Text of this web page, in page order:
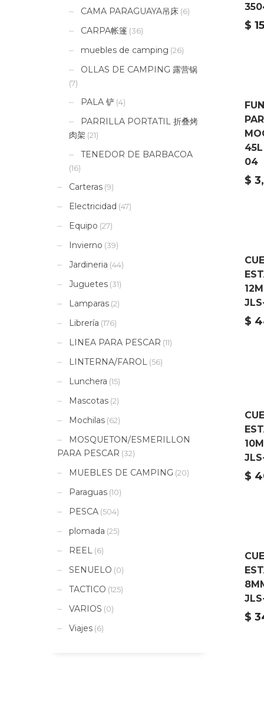
$
45L
04
$
$
$
$
CAMA PARAGUAYA吊床 (6)
CARPA帐篷 (36)
muebles de camping (26)
OLLAS DE CAMPING 露营锅
(7)
PALA 铲 (4)
PARRILLA PORTATIL 折叠烤
肉架 (21)
TENEDOR DE BARBACOA
(16)
Carteras (9)
Electricidad (47)
Equipo (27)
Invierno (39)
Jardineria (44)
Juguetes (31)
Lamparas (2)
Librería (176)
LINEA PARA PESCAR (11)
LINTERNA/FAROL (56)
Lunchera (15)
Mascotas (2)
Mochilas (62)
MOSQUETON/ESMERILLON
PARA PESCAR (32)
MUEBLES DE CAMPING (20)
Paraguas (10)
PESCA (504)
plomada (25)
REEL (6)
SENUELO (0)
TACTICO (125)
VARIOS (0)
Viajes (6)